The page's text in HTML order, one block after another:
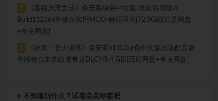
7
《霍格沃茨之遗》免安装绿色中文版-最新游戏版本
Build1121649-整合实用MOD-解压即玩[72.9GB][百度网盘
+夸克网盘]
8
《卧龙：苍天陨落》免安装v1.0.2绿色中文版国语配音豪
华版整合朱雀白虎青龙DLC[45.4 GB][百度网盘+夸克网盘]
不知道玩什么？试着点点标签吧